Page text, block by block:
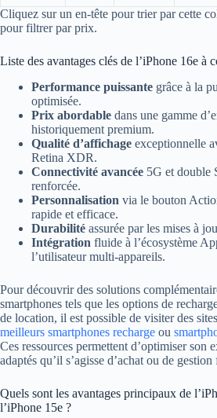
Cliquez sur un en-tête pour trier par cette
pour filtrer par prix.
Liste des avantages clés de l’iPhone 16e à
Performance puissante grâce à la
optimisée.
Prix abordable dans une gamme
historiquement premium.
Qualité d’affichage exceptionnelle
Retina XDR.
Connectivité avancée 5G et double
renforcée.
Personnalisation via le bouton
rapide et efficace.
Durabilité assurée par les mises à
Intégration fluide à l’écosystème
l’utilisateur multi-appareils.
Pour découvrir des solutions
smartphones tels que les options de
de location, il est possible de visiter des
meilleurs smartphones recharge ou
Ces ressources permettent d’optimiser son
adaptés qu’il s’agisse d’achat ou de
Quels sont les avantages principaux de
l’iPhone 15e ?